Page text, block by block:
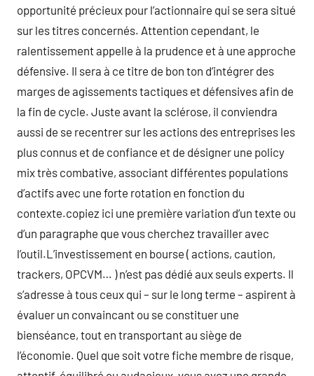
opportunité précieux pour l’actionnaire qui se sera situé
sur les titres concernés. Attention cependant, le
ralentissement appelle à la prudence et à une approche
défensive. Il sera à ce titre de bon ton d’intégrer des
marges de agissements tactiques et défensives afin de
la fin de cycle. Juste avant la sclérose, il conviendra
aussi de se recentrer sur les actions des entreprises les
plus connus et de confiance et de désigner une policy
mix très combative, associant différentes populations
d’actifs avec une forte rotation en fonction du
contexte.copiez ici une première variation d’un texte ou
d’un paragraphe que vous cherchez travailler avec
l’outil.L’investissement en bourse ( actions, caution,
trackers, OPCVM… ) n’est pas dédié aux seuls experts. Il
s’adresse à tous ceux qui – sur le long terme – aspirent à
évaluer un convaincant ou se constituer une
bienséance, tout en transportant au siège de
l’économie. Quel que soit votre fiche membre de risque,